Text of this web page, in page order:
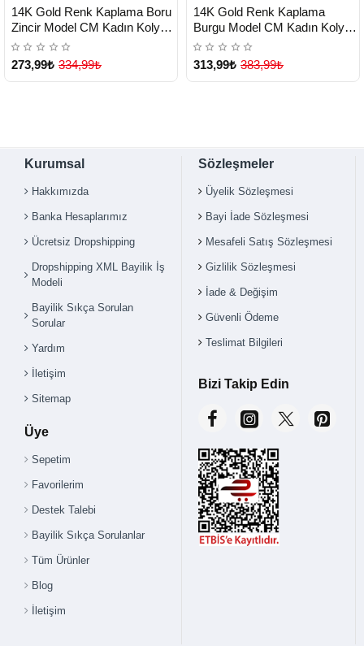
TESLİMAT
Yeni Ürün
14K Gold Renk Kaplama Boru
Zincir Model CM Kadın Kolye -
Lisinya
273,99₺ 334,99₺
TESLİMAT
14K Gold Renk Kaplama
Burgu Model CM Kadın Kolye -
Lisinya
313,99₺ 383,99₺
Kurumsal
Hakkımızda
Banka Hesaplarımız
Ücretsiz Dropshipping
Dropshipping XML Bayilik İş
Modeli
Bayilik Sıkça Sorulan
Sorular
Yardım
İletişim
Sitemap
Üye
Sepetim
Favorilerim
Destek Talebi
Bayilik Sıkça Sorulanlar
Tüm Ürünler
Blog
İletişim
Sözleşmeler
Üyelik Sözleşmesi
Bayi İade Sözleşmesi
Mesafeli Satış Sözleşmesi
Gizlilik Sözleşmesi
İade & Değişim
Güvenli Ödeme
Teslimat Bilgileri
Bizi Takip Edin